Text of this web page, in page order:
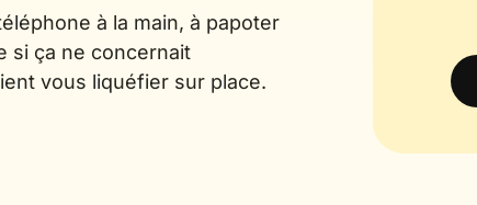
à la main, à papoter
si ça ne concernait
vous liquéfier sur place.